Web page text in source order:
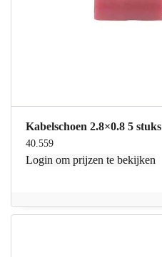
Kabelschoen 2.8×0.8 5 stuks
40.559
Login om prijzen te bekijken